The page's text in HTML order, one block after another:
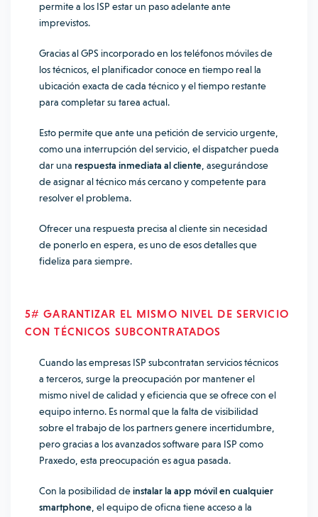
permite a los ISP estar un paso adelante ante
imprevistos.
Gracias al GPS incorporado en los teléfonos móviles de
los técnicos, el planificador conoceen tiempo real la
ubicación exacta de cada técnicoy el tiempo restante
para completar su tarea actual.
Esto permite que ante una petición de servicio urgente,
como una interrupción del servicio, el dispatcher pueda
dar una respuesta inmediata al cliente , asegurándose
de asignar al técnico más cercano y competente para
resolver el problema.
Ofrecer una respuesta precisa al cliente sin necesidad
de ponerlo en espera, es uno de esos detalles que
fideliza para siempre.
5# GARANTIZAR EL MISMO NIVEL DE SERVICIO
CON TÉCNICOS SUBCONTRATADOS
Cuando las empresas ISP subcontratan servicios técnicos
a terceros, surge la preocupación por mantener el
mismo nivel de calidad y eficiencia que se ofrece con el
equipo interno. Es normal que la falta de visibilidad
sobre el trabajo de los partners genere incertidumbre,
pero gracias a los avanzados software para ISP como
Praxedo, esta preocupación es agua pasada.
Con la posibilidad deinstalar la app móvil en cualquier
smartphone , el equipo de oficna tiene acceso a la